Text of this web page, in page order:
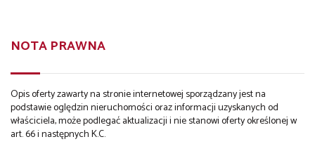
NOTA PRAWNA
Opis oferty zawarty na stronie internetowej sporządzany jest na
podstawie oględzin nieruchomości oraz informacji uzyskanych od
właściciela, może podlegać aktualizacji i nie stanowi oferty określonej w
art. 66 i następnych K.C.